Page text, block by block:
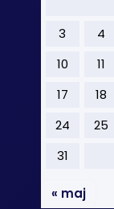
3
4
10
11
17
18
24
25
31
« maj